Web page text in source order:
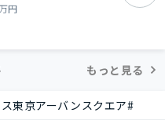
円
もっと見る
東京アーバンスクエア#